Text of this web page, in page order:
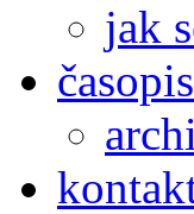
jak